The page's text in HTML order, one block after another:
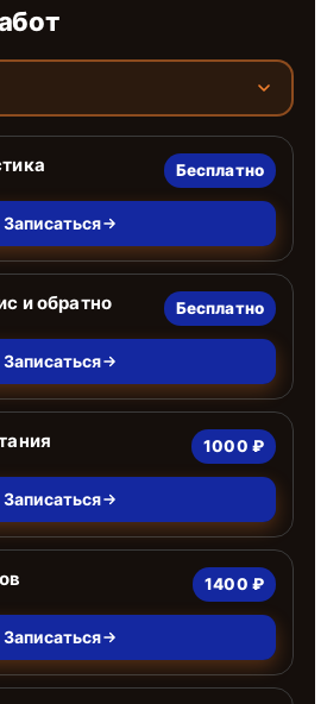
Бесплатно
Записаться
и обратно Бесплатно
Записаться
1000 ₽
Записаться
1400 ₽
Записаться